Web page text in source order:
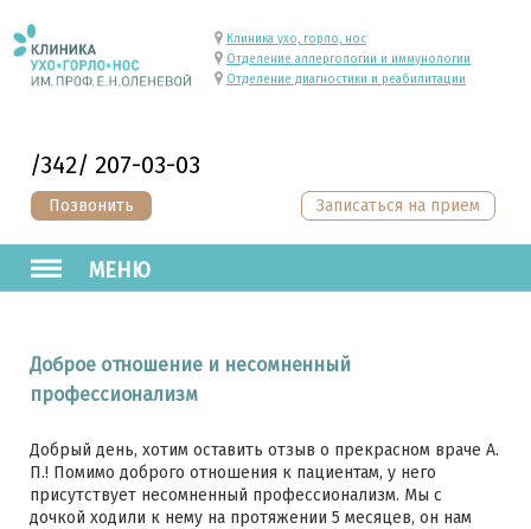
/342/ 207-03-03
Позвонить
Клиника ухо, горло, нос
Отделение аллергологии и иммунологии
Отделение диагностики и реабилитации
МЕНЮ
Записаться на прием
Доброе отношение и несомненный
профессионализм
Добрый день, хотим оставить отзыв о прекрасном враче А.
П.! Помимо доброго отношения к пациентам, у него
присутствует несомненный профессионализм. Мы с
дочкой ходили к нему на протяжении 5 месяцев, он нам